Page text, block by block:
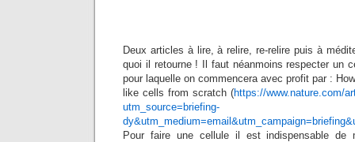
Deux articles à lire, à relire, re-relire puis à
quoi il retourne ! Il faut néanmoins respecter un
pour laquelle on commencera avec profit par :
like cells from scratch (https://www.nature.com/
utm_source=briefing-
Pour faire une cellule il est indispensable de